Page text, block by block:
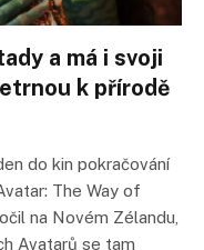
a má i svoji
k přírodě
do kin pokračování
The Way of
na Novém Zélandu,
Avatarů se tam